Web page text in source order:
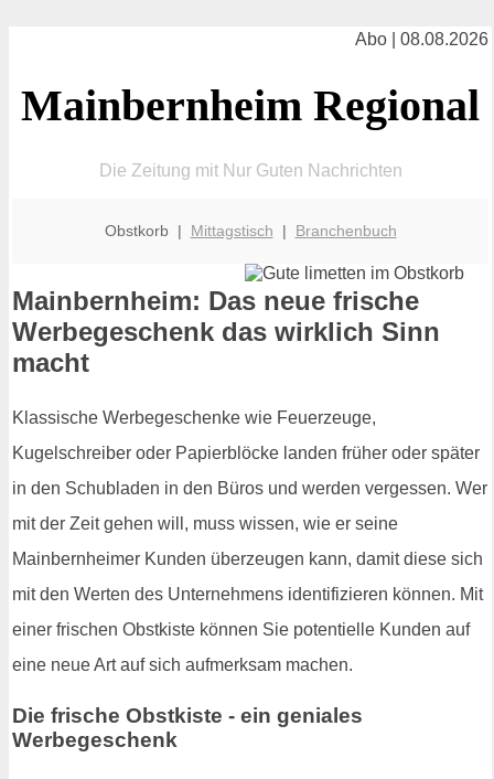
Abo | 08.08.2026
Mainbernheim Regional
Die Zeitung mit Nur Guten Nachrichten
Obstkorb | Mittagstisch | Branchenbuch
Mainbernheim: Das neue frische
Werbegeschenk das wirklich Sinn
macht
Klassische Werbegeschenke wie Feuerzeuge,
Kugelschreiber oder Papierblöcke landen früher oder später
in den Schubladen in den Büros und werden vergessen. Wer
mit der Zeit gehen will, muss wissen, wie er seine
Mainbernheimer Kunden überzeugen kann, damit diese sich
mit den Werten des Unternehmens identifizieren können. Mit
einer frischen Obstkiste können Sie potentielle Kunden auf
eine neue Art auf sich aufmerksam machen.
Die frische Obstkiste - ein geniales
Werbegeschenk